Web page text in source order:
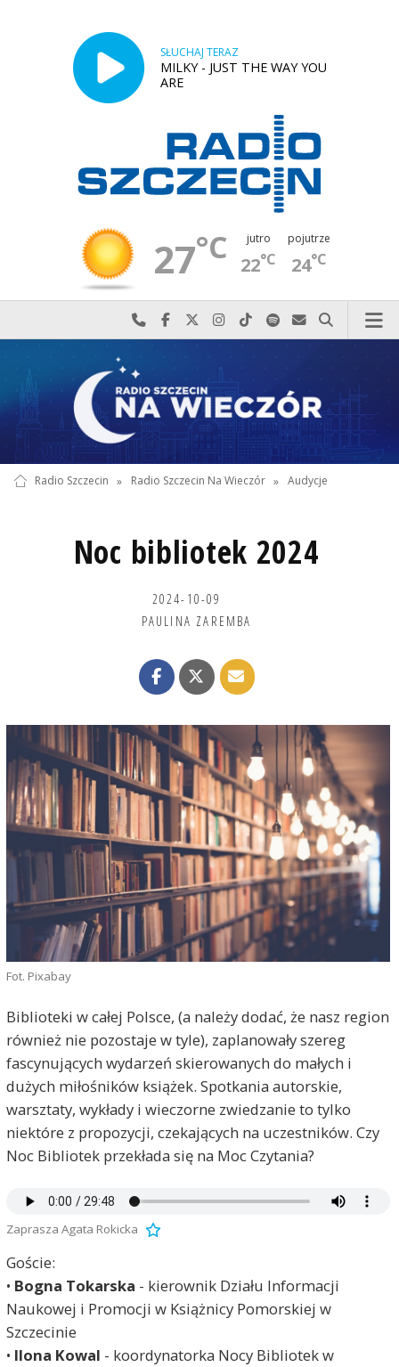
SŁUCHAJ TERAZ
MILKY - JUST THE WAY YOU
ARE
27°C jutro
22°C
pojutrze
24°C
Najlepiej po prostu do nas zadzwoń
Odwiedź nas na Facebook-u
Odwiedź nas na X
Odwiedź nas na Instagram-ie
Odwiedź nas na TikTok-u
Szukaj nas na Spotify
Wyślij do nas
Szukaj
Radio Szczecin » Radio Szczecin Na Wieczór » Audycje
Noc bibliotek 2024
2024-10-09
PAULINA ZAREMBA
Fot. Pixabay
Biblioteki w całej Polsce, (a należy dodać, że nasz region
również nie pozostaje w tyle), zaplanowały szereg
fascynujących wydarzeń skierowanych do małych i
dużych miłośników książek. Spotkania autorskie,
warsztaty, wykłady i wieczorne zwiedzanie to tylko
niektóre z propozycji, czekających na uczestników. Czy
Noc Bibliotek przekłada się na Moc Czytania?
Zaprasza Agata Rokicka
Goście:
• Bogna Tokarska - kierownik Działu Informacji
Naukowej i Promocji w Książnicy Pomorskiej w
Szczecinie
• Ilona Kowal - koordynatorka Nocy Bibliotek w